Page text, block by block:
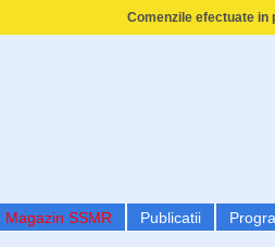
Comenzile efectuate in
Magazin SSMR Publicatii